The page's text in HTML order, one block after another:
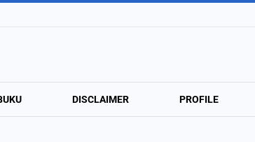
DISCLAIMER PROFILE